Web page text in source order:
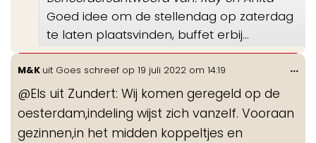
Goed idee om de stellendag op zaterdag
te laten plaatsvinden, buffet erbij...
M&K uit Goes schreef op 19 juli 2022 om 14:19
@Els uit Zundert: Wij komen geregeld op de
oesterdam,indeling wijst zich vanzelf. Vooraan
gezinnen,in het midden koppeltjes en
...